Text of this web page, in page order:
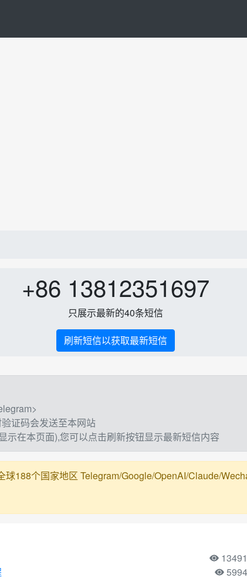
+86 13812351697
只展示最新的40条短信
刷新短信以获取最新短信
证码会发送至本网站
示在本页面),您可以点击刷新按钮显示最新短信内容
188个国家地区 Telegram/Google/OpenAI/Claude/